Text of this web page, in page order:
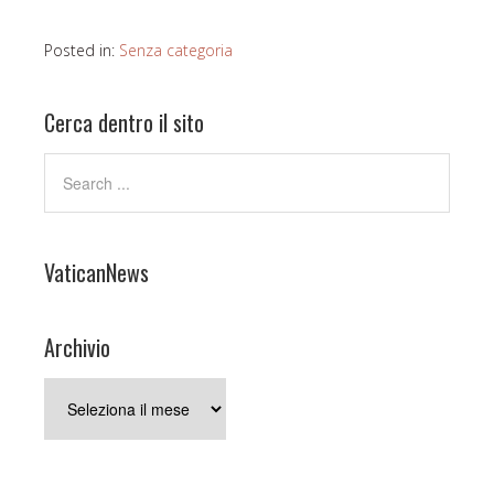
Posted in: Senza categoria
Cerca dentro il sito
VaticanNews
Archivio